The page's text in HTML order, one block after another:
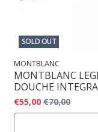
SOLD OUT
MONTBLANC
MONTBLANC
DOUCHE
€55,00 €70,00